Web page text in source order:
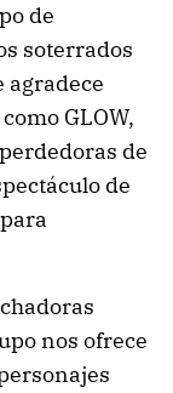
de
soterrados
agradece
GLOW,
de
de
nos ofrece